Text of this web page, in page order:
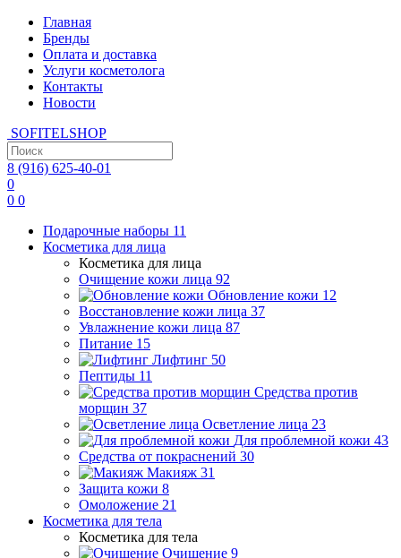
Главная
Бренды
Оплата и доставка
Услуги косметолога
Контакты
Новости
SOFITELSHOP
8 (916) 625-40-01
0
0 0
Подарочные наборы 11
Косметика для лица
Косметика для лица
Очищение кожи лица 92
Обновление кожи 12
Восстановление кожи лица 37
Увлажнение кожи лица 87
Питание 15
Лифтинг 50
Пептиды 11
Средства против
морщин 37
Осветление лица 23
Для проблемной кожи 43
Средства от покраснений 30
Макияж 31
Защита кожи 8
Омоложение 21
Косметика для тела
Косметика для тела
Очищение 9